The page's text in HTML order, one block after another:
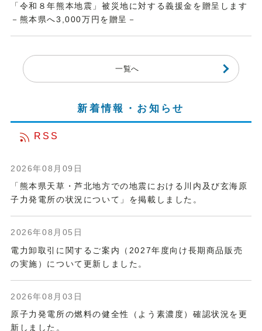
「令和８年熊本地震」被災地に対する義援金を贈呈します
－熊本県へ3,000万円を贈呈－
一覧へ
新着情報・お知らせ
RSS
2026年08月09日
「熊本県天草・芦北地方での地震における川内及び玄海原
子力発電所の状況について」を掲載しました。
2026年08月05日
電力卸取引に関するご案内（2027年度向け長期商品販売
の実施）について更新しました。
2026年08月03日
原子力発電所の燃料の健全性（よう素濃度）確認状況を更
新しました。